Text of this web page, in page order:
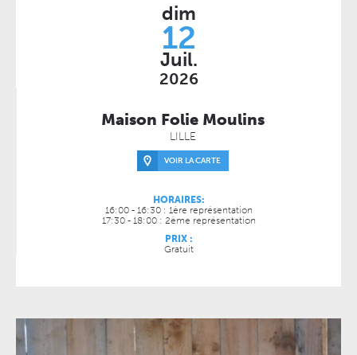
dim
12
Juil.
2026
Maison Folie Moulins
LILLE
VOIR LA CARTE
HORAIRES:
16:00 - 16:30 : 1ère représentation
17:30 - 18:00 : 2ème représentation
PRIX :
Gratuit